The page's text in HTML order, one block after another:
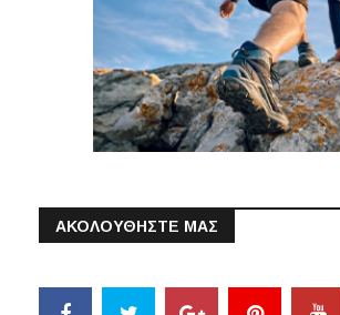
ΑΚΟΛΟΥΘΗΣΤΕ ΜΑΣ